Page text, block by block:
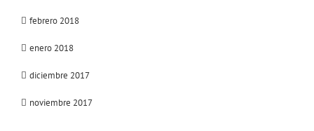
febrero 2018
enero 2018
diciembre 2017
noviembre 2017